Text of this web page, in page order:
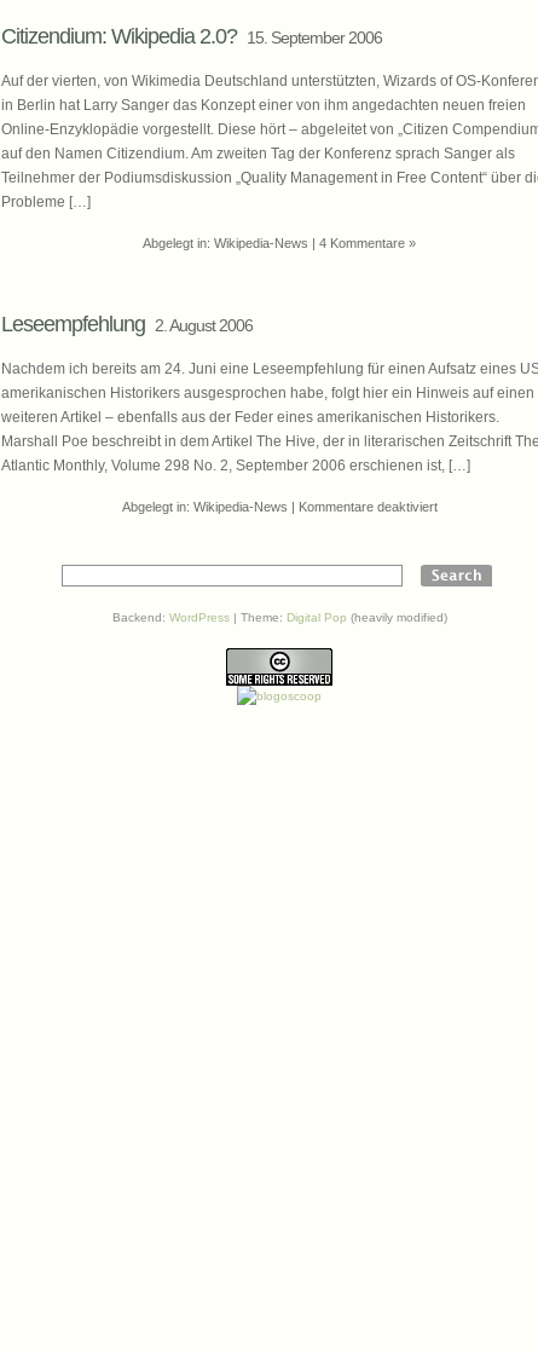
Citizendium: Wikipedia 2.0? 15. September 2006
Auf der vierten, von Wikimedia Deutschland unterstützten, Wizards of OS-
in Berlin hat Larry Sanger das Konzept einer von ihm angedachten neuen freien
Online-Enzyklopädie vorgestellt. Diese hört – abgeleitet von „Citizen
auf den Namen Citizendium. Am zweiten Tag der Konferenz sprach Sanger als
Teilnehmer der Podiumsdiskussion „Quality Management in Free Content“ über
Probleme […]
Abgelegt in: Wikipedia-News | 4 Kommentare »
Leseempfehlung 2. August 2006
Nachdem ich bereits am 24. Juni eine Leseempfehlung für einen Aufsatz eines
amerikanischen Historikers ausgesprochen habe, folgt hier ein Hinweis auf einen
weiteren Artikel – ebenfalls aus der Feder eines amerikanischen Historikers.
Marshall Poe beschreibt in dem Artikel The Hive, der in literarischen Zeitschrift The
Atlantic Monthly, Volume 298 No. 2, September 2006 erschienen ist, […]
Abgelegt in: Wikipedia-News | Kommentare deaktiviertfür
Backend: WordPress| Theme: Digital Pop (heavily modified)